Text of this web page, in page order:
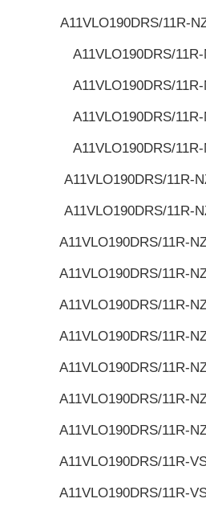
A11VLO190DRS/11R-
A11VLO190DRS/
A11VLO190DRS/
A11VLO190DRS/
A11VLO190DRS/
A11VLO190DRS/11R-
A11VLO190DRS/11R-
A11VLO190DRS/11R-
A11VLO190DRS/11R-
A11VLO190DRS/11R-
A11VLO190DRS/11R-
A11VLO190DRS/11R-
A11VLO190DRS/11R-
A11VLO190DRS/11R-
A11VLO190DRS/11R-
A11VLO190DRS/11R-